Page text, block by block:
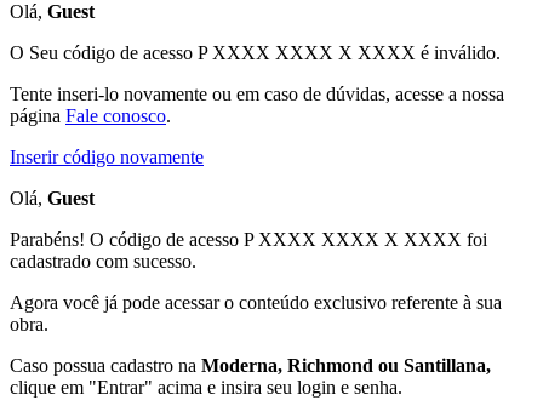
Olá, Guest
O Seu código de acesso P XXXX XXXX X XXXX é inválido.
Tente inseri-lo novamente ou em caso de dúvidas, acesse a nossa
página Fale conosco.
Inserir código novamente
Olá, Guest
Parabéns! O código de acesso P XXXX XXXX X XXXX foi
cadastrado com sucesso.
Agora você já pode acessar o conteúdo exclusivo referente à sua
obra.
Caso possua cadastro na Moderna, Richmond ou Santillana,
clique em "Entrar" acima e insira seu login e senha.